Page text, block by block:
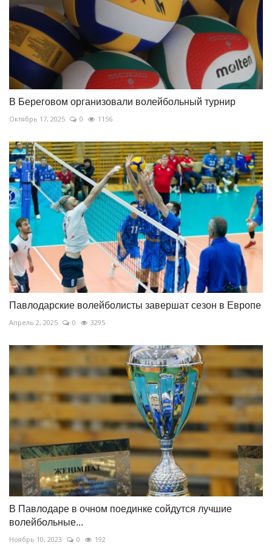
В Береговом организовали волейбольный турнир
Октябрь 17, 2025 0 1156
Павлодарские волейболисты завершат сезон в Европе
Апрель 2, 2025 0 3295
В Павлодаре в очном поединке сойдутся лучшие
волейбольные...
Ноябрь 10, 2023 0 192